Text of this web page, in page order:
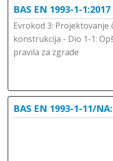
BAS EN 1993-1-1:2017
Evrokod 3: Projektovanje
konstrukcija - Dio 1-1:
pravila za zgrade
BAS EN 1993-1-11/